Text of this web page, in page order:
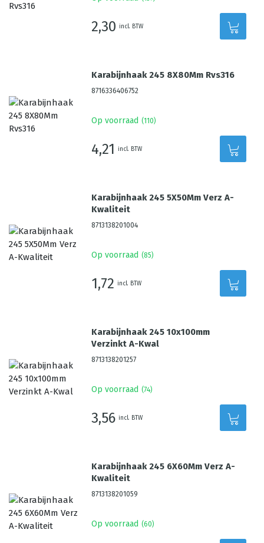
2,30 incl. BTW
Karabijnhaak 245 8X80Mm Rvs316
8716336406752
Op voorraad (110)
4,21 incl. BTW
Karabijnhaak 245 5X50Mm Verz A-
Kwaliteit
8713138201004
Op voorraad (85)
1,72 incl. BTW
Karabijnhaak 245 10x100mm
Verzinkt A-Kwal
8713138201257
Op voorraad (74)
3,56 incl. BTW
Karabijnhaak 245 6X60Mm Verz A-
Kwaliteit
8713138201059
Op voorraad (60)